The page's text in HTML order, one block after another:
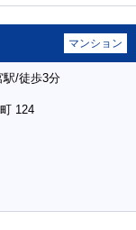
マンション
駅/徒歩3分
124